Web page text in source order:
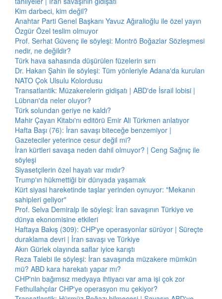
Kim darbeci, kim değil?
Anahtar Parti Genel Başkanı Yavuz Ağıralioğlu ile özel yayın
Özgür Özel teslim olmuyor
Prof. Serhat Güvenç ile söyleşi: Montrö Boğazlar Sözleşmesi
nedir, ne değildir?
Türk hava sahasında düşürülen füzelerin sırrı
Dr. Hakan Şahin ile söyleşi: Tüm yönleriyle Adana'da kurulan
NATO Çok Ulsulu Kolordusu
Transatlantik: Müzakerelerin gidişatı | ABD'de İsrail lobisi |
Lübnan'da neler oluyor?
Türk solundan geriye ne kaldı?
Mahir Çayan Kitabı'nı editörü Emir Ali Türkmen anlatıyor
Hafta Başı (76): İran savaşı biteceğe benzemiyor |
Gazeteciler yeterince cesur değil mi?
İran kürtleri savaşa neden dahil olmuyor? | Ceng Sağnıç ile
söyleşi
Siyasetçilerin özel hayatı var mıdır?
Trump'ın hükmettiği bir dünyada yaşamak
Kürt siyasi hareketinde taşlar yerinden oynuyor: "Mekanın
sahipleri geliyor"
Prof. Selva Demiralp ile söyleşi: İran savaşının Türkiye ve
dünya ekonomisine etkileri
Haftaya Bakış (309): CHP'ye operasyonlar sürüyor | Süreçte
duraklama devri | İran savaşı ve Türkiye
Akın Gürlek olayında saflar iyice karıştı
Reza Talebi ile söyleşi: İran savaşında müzakere mümkün
mü? ABD kara harekatı yapar mı?
CHP'nin bağımsız medyaya ihtiyacı var ama işi çok zor
Fethullahçılar CHP'ye operasyon mu çekiyor?